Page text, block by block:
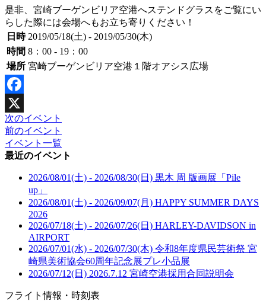
是非、宮崎ブーゲンビリア空港へステンドグラスをご覧にい
らした際には会場へもお立ち寄りください！
日時 2019/05/18(土) - 2019/05/30(木)
時間 8：00 - 19：00
場所 宮崎ブーゲンビリア空港１階オアシス広場
Facebook
X
次のイベント
前のイベント
イベント一覧
最近のイベント
2026/08/01(土) - 2026/08/30(日) 黒木 周 版画展「Pile
up」
2026/08/01(土) - 2026/09/07(月) HAPPY SUMMER DAYS
2026
2026/07/18(土) - 2026/07/26(日) HARLEY-DAVIDSON in
AIRPORT
2026/07/01(水) - 2026/07/30(木) 令和8年度県民芸術祭 宮
崎県美術協会60周年記念展プレ小品展
2026/07/12(日) 2026.7.12 宮崎空港採用合同説明会
フライト情報・時刻表